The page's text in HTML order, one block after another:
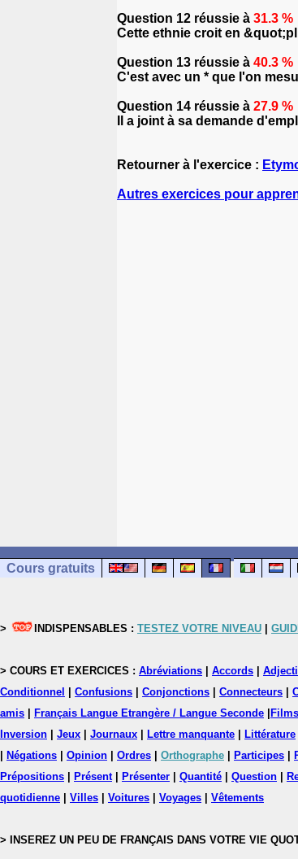
Question 12 réussie à 31.3 %
Cette ethnie croit en
Question 13 réussie à 40.3 %
C'est avec un * que l'on
Question 14 réussie à 27.9 %
Il a joint à sa demande
Retourner à l'exercice :
Autres exercices pour
Cours gratuits
> INDISPENSABLES : TESTEZ VOTRE NIVEAU
> COURS ET EXERCICES : Abréviations Accords
Conditionnel
Confusions Conjonctions Connecteurs
amis
Français Langue Etrangère / Langue Seconde Films
Inversion
Jeux Journaux Lettre manquante Littérature
Négations Opinion Ordres Orthographe Participes
Prépositions
Présent| Présenter Quantité Question
quotidienne
Villes Voitures Voyages Vêtements
> INSEREZ UN PEU DE FRANÇAIS DANS VOTRE VIE